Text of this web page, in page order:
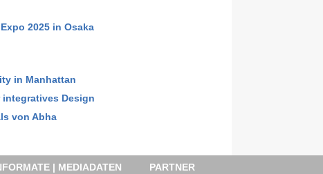
2025 in Osaka
in Manhattan
integratives Design
von Abha
| MEDIADATEN PARTNER